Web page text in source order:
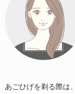
あごひげを剃る際は、